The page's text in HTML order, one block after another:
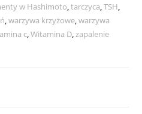
w Hashimoto,tarczyca,TSH,
,warzywa krzyżowe,warzywa
c,Witamina D,zapalenie